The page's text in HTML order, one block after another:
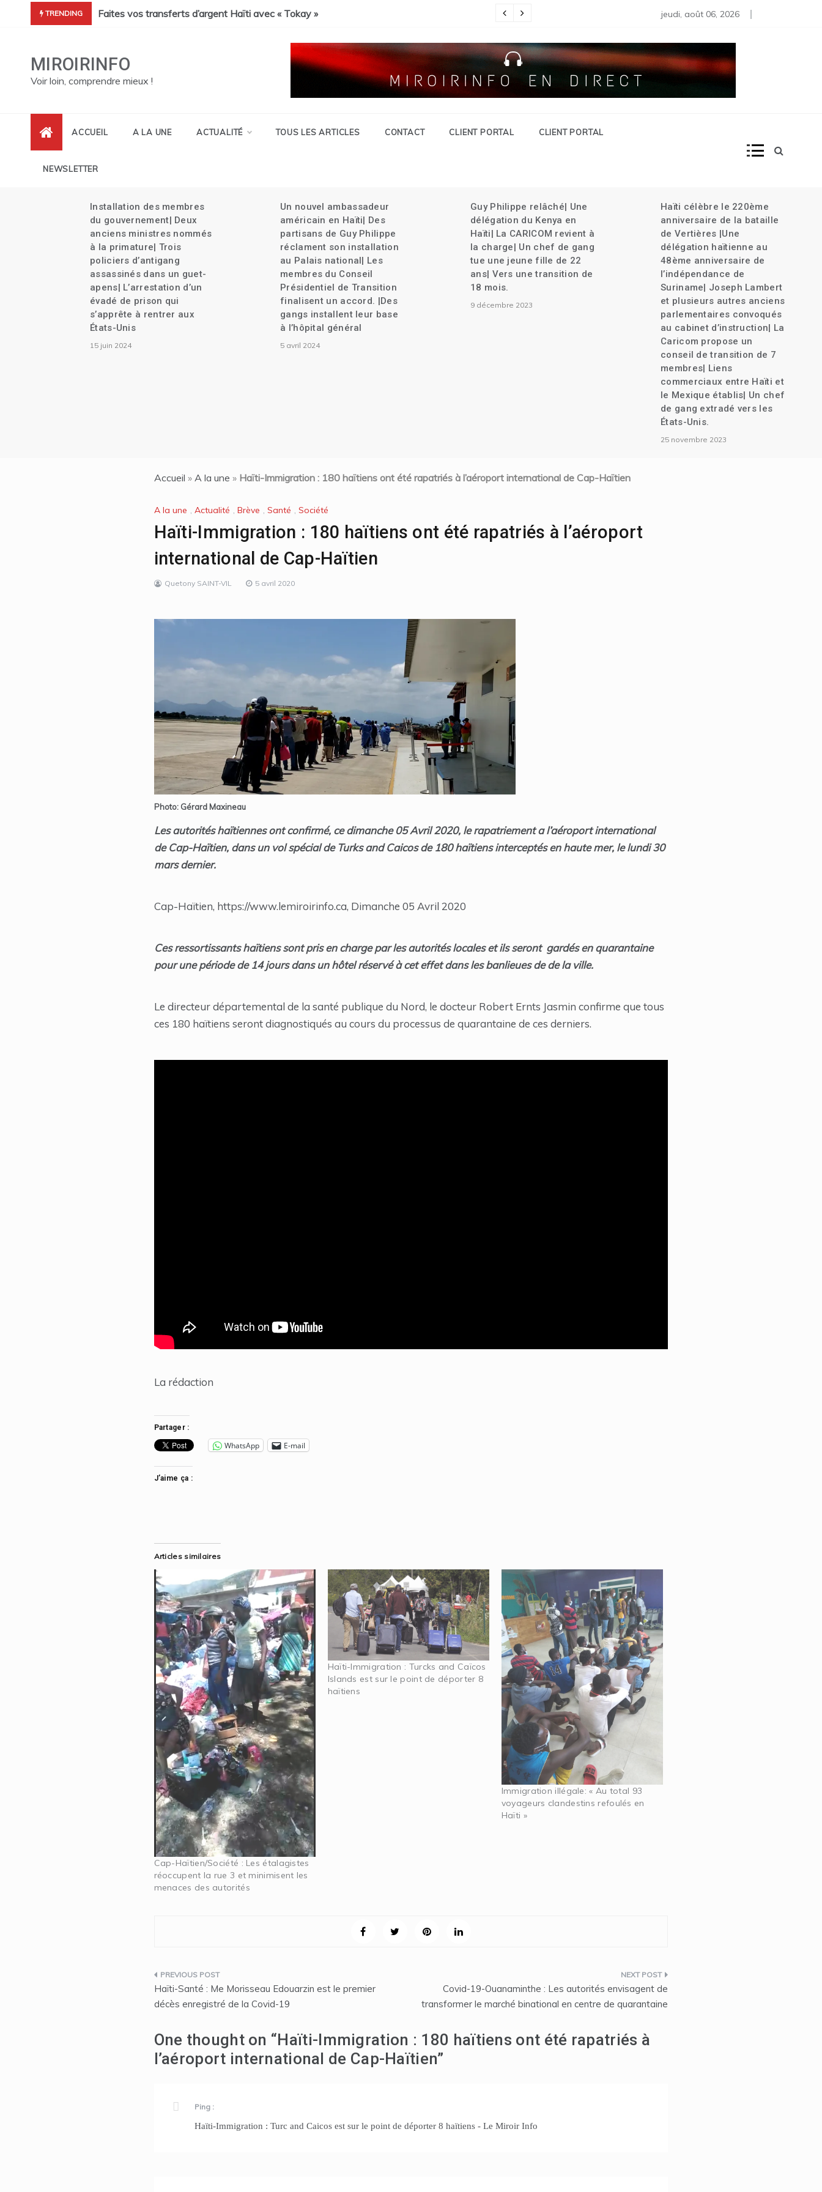
TRENDING
de Pont Sondé s’alourdit| La police s’attaque aux gangs de Savien et gran grif| Expulsion massives des haïtiens.
Faites vos transferts d’argent Haïti avec « Tokay » Pas moins de 80 diplomates rappelés | Haïti décrète l’État
jeudi, août 06, 2026
MIROIRINFO
Voir loin, comprendre mieux !
ACCUEIL A LA UNE ACTUALITÉ TOUS LES ARTICLES CONTACT CLIENT PORTAL CLIENT PORTAL
NEWSLETTER
Installation des membres
du gouvernement| Deux
anciens ministres nommés
à la primature| Trois
policiers d’antigang
assassinés dans un guet-
apens| L’arrestation d’un
évadé de prison qui
s’apprête à rentrer aux
États-Unis
15 juin 2024
Un nouvel ambassadeur
américain en Haïti| Des
partisans de Guy Philippe
réclament son installation
au Palais national| Les
membres du Conseil
Présidentiel de Transition
finalisent un accord. |Des
gangs installent leur base
à l’hôpital général
5 avril 2024
Guy Philippe relâché| Une
délégation du Kenya en
Haïti| La CARICOM revient à
la charge| Un chef de gang
tue une jeune fille de 22
ans| Vers une transition de
18 mois.
9 décembre 2023
Haïti célèbre le 220ème
anniversaire de la bataille
de Vertières |Une
délégation haïtienne au
48ème anniversaire de
l’indépendance de
Suriname| Joseph Lambert
et plusieurs autres anciens
parlementaires convoqués
au cabinet d’instruction| La
Caricom propose un
conseil de transition de 7
membres| Liens
commerciaux entre Haïti et
le Mexique établis| Un chef
de gang extradé vers les
États-Unis.
25 novembre 2023
Accueil » A la une » Haïti-Immigration : 180 haïtiens ont été rapatriés à l’aéroport international de Cap-Haïtien
A la une , Actualité , Brève , Santé , Société
Haïti-Immigration : 180 haïtiens ont été rapatriés à l’aéroport
international de Cap-Haïtien
Quetony SAINT-VIL 5 avril 2020
Photo: Gérard Maxineau
Les autorités haïtiennes ont confirmé, ce dimanche 05 Avril 2020, le rapatriement a l’aéroport international
de Cap-Haïtien, dans un vol spécial de Turks and Caicos de 180 haïtiens interceptés en haute mer, le lundi 30
mars dernier.
Cap-Haïtien, https://www.lemiroirinfo.ca, Dimanche 05 Avril 2020
Ces ressortissants haïtiens sont pris en charge par les autorités locales et ils seront gardés en quarantaine
pour une période de 14 jours dans un hôtel réservé à cet effet dans les banlieues de de la ville.
Le directeur départemental de la santé publique du Nord, le docteur Robert Ernts Jasmin confirme que tous
ces 180 haïtiens seront diagnostiqués au cours du processus de quarantaine de ces derniers.
La rédaction
Partager :
WhatsApp E-mail
J’aime ça :
Articles similaires
Cap-Haïtien/Société : Les étalagistes
réoccupent la rue 3 et minimisent les
menaces des autorités
Haïti-Immigration : Turcks and Caïcos
Islands est sur le point de déporter 8
haïtiens
Immigration illégale: « Au total 93
voyageurs clandestins refoulés en
Haïti »
Navigation
de
Haïti-Santé : Me Morisseau Edouarzin est le premier
décès enregistré de la Covid-19
Covid-19-Ouanaminthe : Les autorités envisagent de
transformer le marché binational en centre de quarantaine
One thought on “Haïti-Immigration : 180 haïtiens ont été rapatriés à
l’aéroport international de Cap-Haïtien”
Ping :
Haïti-Immigration : Turc and Caicos est sur le point de déporter 8 haïtiens - Le Miroir Info